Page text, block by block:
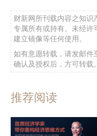
财新网所刊载内容之知识
专属所有或持有。未经许
建立镜像等任何使用。
如有意愿转载，请发邮件
确认及授权后，方可转载。
推荐阅读